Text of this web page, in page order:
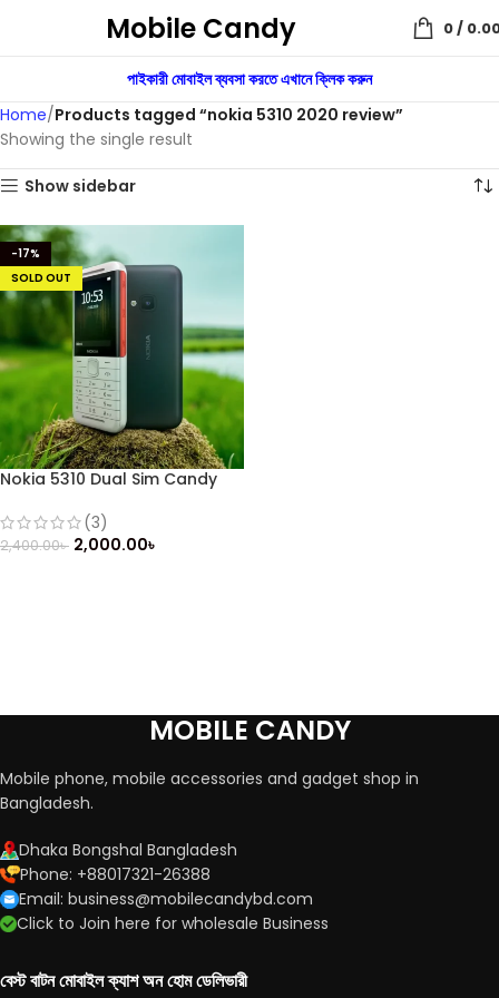
Mobile Candy 0/
পাইকারী মোবাইল ব্যবসা করতে এখানে ক্লিক করুন
Home Products tagged “nokia 5310 2020 review”
Showing the single result
Show sidebar
-17%
SOLD OUT
Nokia 5310 Dual Sim Candy
(3)
2,400.00৳ 2,000.00৳
MOBILE CANDY
Mobile phone, mobile accessories and gadget shop in
Bangladesh.
Dhaka Bongshal Bangladesh
Phone: +88017321-26388
Email: business@mobilecandybd.com
Click to Join here for wholesale Business
বেস্ট বাটন মোবাইল ক্যাশ অন হোম ডেলিভারী